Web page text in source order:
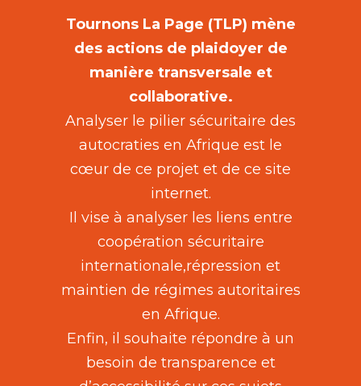
Tournons La Page (TLP) mène
des actions de plaidoyer de
manière transversale et
collaborative.
Analyser le pilier sécuritaire des
autocraties en Afrique est le
cœur de ce projet et de ce site
internet.
Il vise à analyser les liens entre
coopération sécuritaire
internationale,répression et
maintien de régimes autoritaires
en Afrique.
Enfin, il souhaite répondre à un
besoin de transparence et